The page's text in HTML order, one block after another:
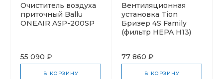
Очиститель воздуха
приточный Ballu
ONEAIR ASP-200SP
55 090 ₽
В КОРЗИНУ
Вентиляционная
установка Tion
Бризер 4S Family
(фильтр HEPA H13)
77 860 ₽
В КОРЗИНУ